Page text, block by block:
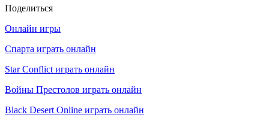
Поделиться
Онлайн игры
Спарта играть онлайн
Star Conflict играть онлайн
Войны Престолов играть онлайн
Black Desert Online играть онлайн